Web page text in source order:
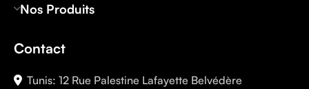
Nos Produits
Contact
Tunis: 12 Rue Palestine Lafayette Belvédère